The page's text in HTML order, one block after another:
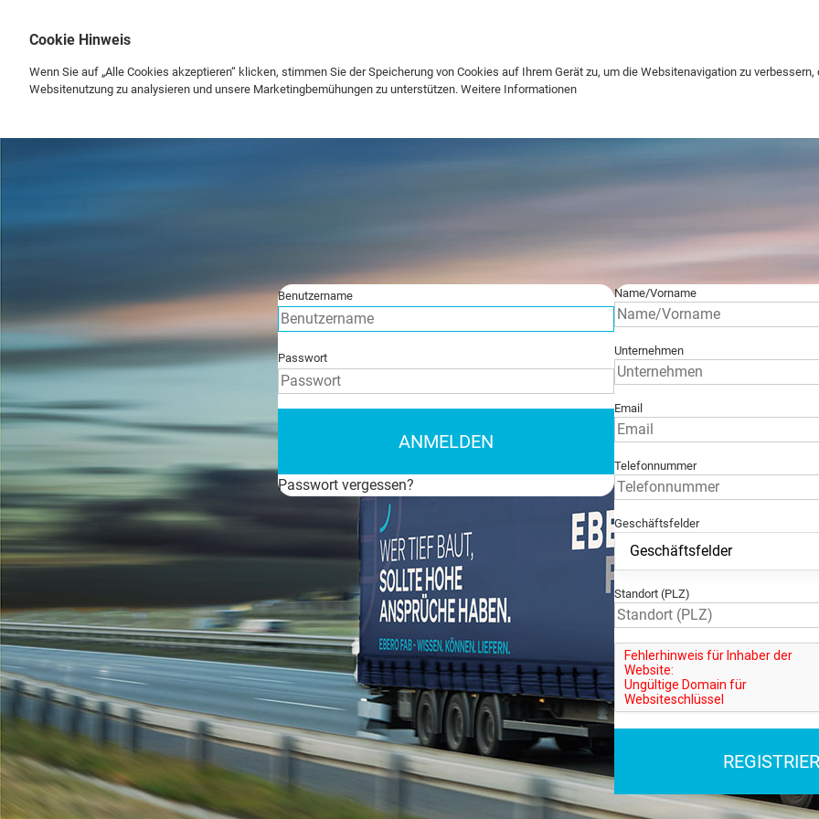
Benutzername
Passwort
ANMELDEN
Passwort vergessen?
Name/Vorname
Unternehmen
Email
Telefonnummer
Geschäftsfelder
Standort (PLZ)
Cookie Hinweis
Wenn Sie auf „Alle Cookies akzeptieren“ klicken, stimmen Sie der Speicherung von Cookies auf Ihrem Gerät zu, um die Websitenavigation zu verbessern,
Websitenutzung zu analysieren und unsere Marketingbemühungen zu unterstützen. Weitere Informationen